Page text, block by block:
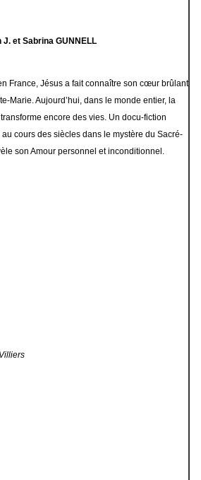
et Sabrina GUNNELL
France, Jésus a fait connaître son cœur brûlant
Marie. Aujourd’hui, dans le monde entier, la
encore des vies. Un docu-fiction
cours des siècles dans le mystère du Sacré-
son Amour personnel et inconditionnel.